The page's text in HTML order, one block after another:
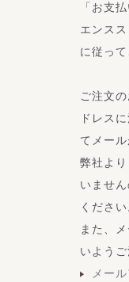
「お支
エンス
に従って
ご注文
ドレス
てメール
弊社よ
いませ
ください
また、
いようご
メー